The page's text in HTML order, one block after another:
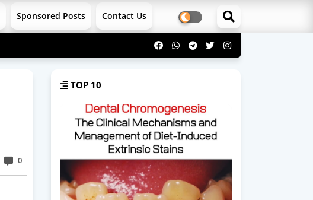
Sponsored Posts Contact Us
0
TOP 10